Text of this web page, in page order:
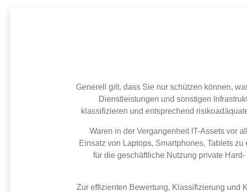
Generell gilt, dass Sie nur schützen können,
Dienstleistungen und sonstigen
klassifizieren und entsprechend
Waren in der Vergangenheit IT-Assets vor
Einsatz von Laptops, Smartphones, Tablets
für die geschäftliche Nutzung private
Zur effizienten Bewertung, Klassifizierung und